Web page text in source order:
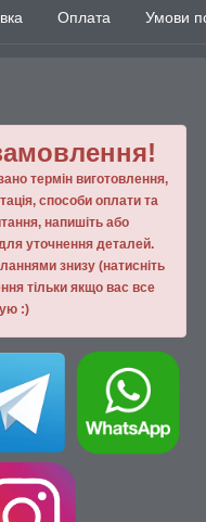
Оплата Умови
термін виготовлення,
способи оплати та
напишiть або
уточнення деталей.
знизу (натисніть
тiльки якщо вас все
:)